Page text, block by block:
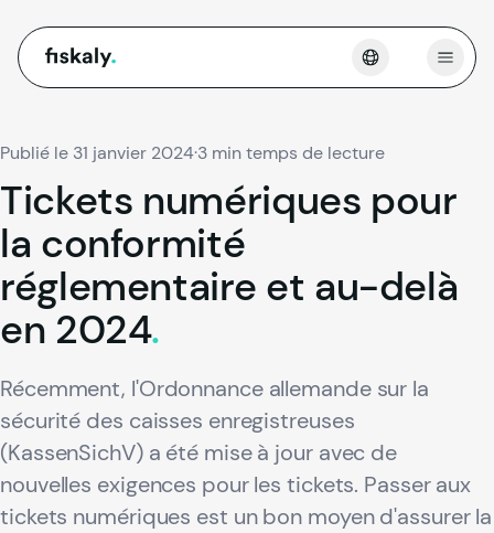
fiskaly.
Publié le 31 janvier 2024·3 min temps de lecture
Tickets numériques pour
la conformité
réglementaire et au-delà
en 2024.
Récemment, l'Ordonnance allemande sur la
sécurité des caisses enregistreuses
(KassenSichV) a été mise à jour avec de
nouvelles exigences pour les tickets. Passer aux
tickets numériques est un bon moyen d'assurer la